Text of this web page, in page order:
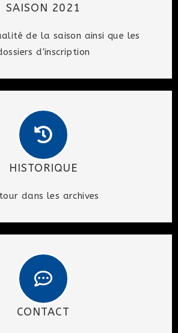
SAISON 2021
de la saison ainsi que les
d'inscription
HISTORIQUE
dans les archives
CONTACT